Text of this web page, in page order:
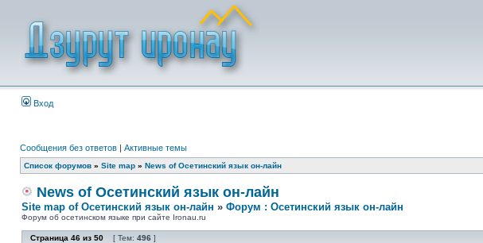
Вход
Сообщения без ответов | Активные темы
Список форумов » Site map » News of Осетинский язык он-лайн
News of Осетинский язык он-лайн
Site map of Осетинский язык он-лайн » Форум : Осетинский язык он-лайн
Форум об осетинском языке при сайте Ironau.ru
Страница 46 из 50 [ Тем: 496 ]